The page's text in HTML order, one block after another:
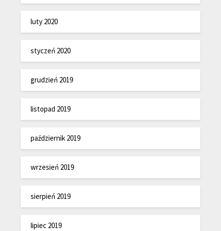
luty 2020
styczeń 2020
grudzień 2019
listopad 2019
październik 2019
wrzesień 2019
sierpień 2019
lipiec 2019